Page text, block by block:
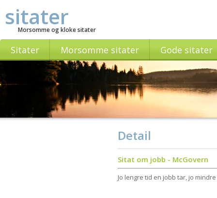
sitater
Morsomme og kloke sitater
Sitater Morsomme sitater Gode sitater
Detail
Sitat om jobb - McGovern
Jo lengre tid en jobb tar, jo